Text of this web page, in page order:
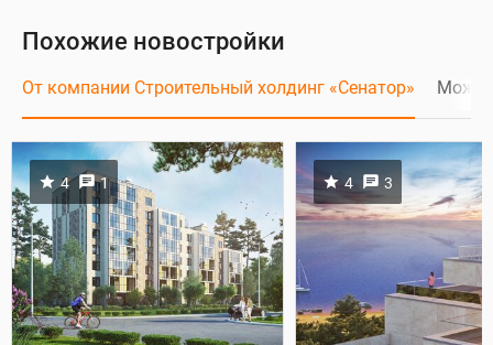
Похожие новостройки
От компании Строительный холдинг «Сенатор» Может
4 1 4 3